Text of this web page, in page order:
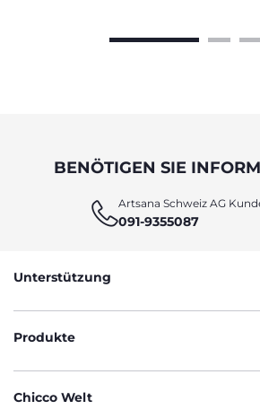
BENÖTIGEN SIE
Artsana Schweiz AG
091-9355087
Unterstützung
Produkte
Chicco Welt